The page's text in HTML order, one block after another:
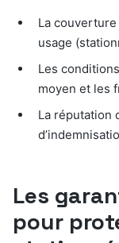
La
usage
Les
moyen et les
La réputation
Les
pour